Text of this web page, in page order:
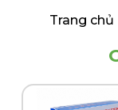
Trang chủ